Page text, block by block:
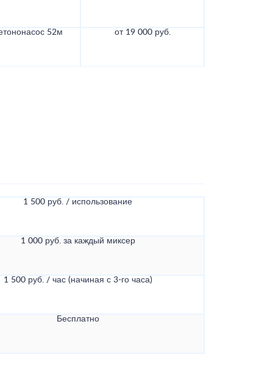
52м от 19 000 руб.
1 500 руб. / использование
1 000 руб. за каждый миксер
1 500 руб. / час (начиная с 3-го часа)
Бесплатно